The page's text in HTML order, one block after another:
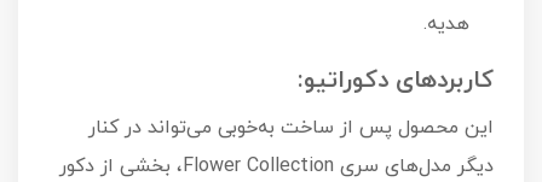
هدیه.
کاربردهای دکوراتیو:
این محصول پس از ساخت به‌خوبی می‌تواند در کنار
دیگر مدل‌های سری Flower Collection، بخشی از دکور